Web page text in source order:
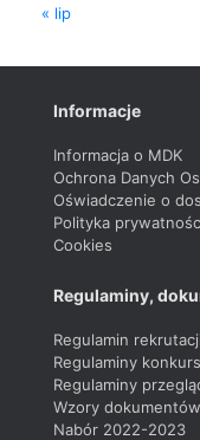
« lip
Informacje
Informacja o MDK
Ochrona Danych
Oświadczenie o
Polityka
Cookies
Regulaminy,
Regulamin rekrutacji
Regulaminy
Regulaminy
Wzory dokumentów
Nabór 2022-2023